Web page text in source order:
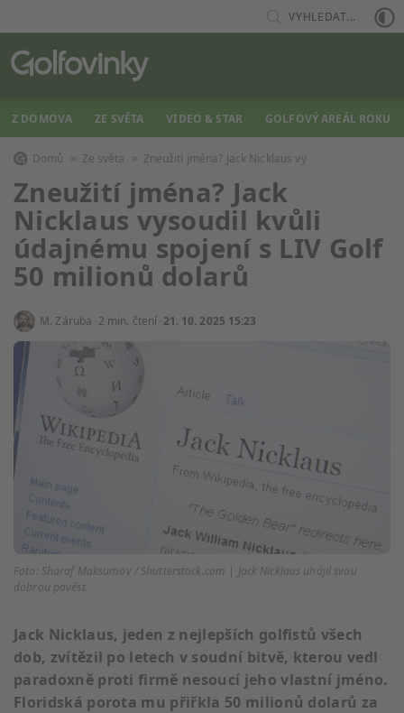
VYHLEDAT...
Z DOMOVA ZE SVĚTA VIDEO & STAR GOLFOVÝ AREÁL ROKU
Domů Ze světa Zneužití jména? Jack Nicklaus vy
Zneužití jména? Jack
Nicklaus vysoudil kvůli
údajnému spojení s LIV Golf
50 milionů dolarů
M. Záruba 2 min. čtení 21. 10. 2025 15:23
Foto: Sharaf Maksumov / Shutterstock.com | Jack Nicklaus uhájil svou
dobrou pověst.
Jack Nicklaus, jeden z nejlepších golfistů všech
dob, zvítězil po letech v soudní bitvě, kterou vedl
paradoxně proti firmě nesoucí jeho vlastní jméno.
Floridská porota mu přiřkla 50 milionů dolarů za